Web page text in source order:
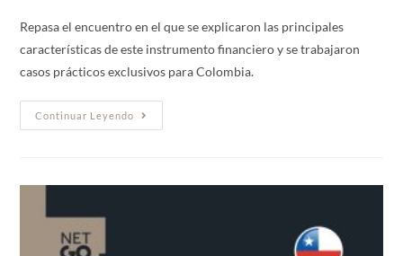
Repasa el encuentro en el que se explicaron las principales
características de este instrumento financiero y se trabajaron
casos prácticos exclusivos para Colombia.
Continuar Leyendo